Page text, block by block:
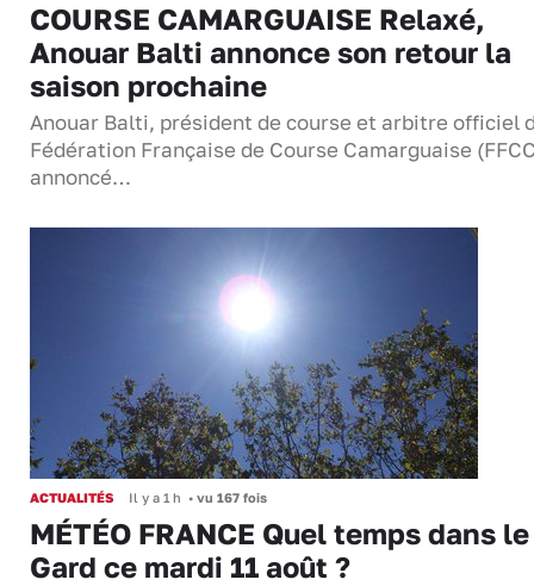
COURSE CAMARGUAISE Relaxé,
Anouar Balti annonce son retour la
saison prochaine
Anouar Balti, président de course et arbitre officiel
Fédération Française de Course Camarguaise
annoncé…
ACTUALITÉS Il y a 1 h • vu 167 fois
MÉTÉO FRANCE Quel temps dans le
Gard ce mardi 11 août ?